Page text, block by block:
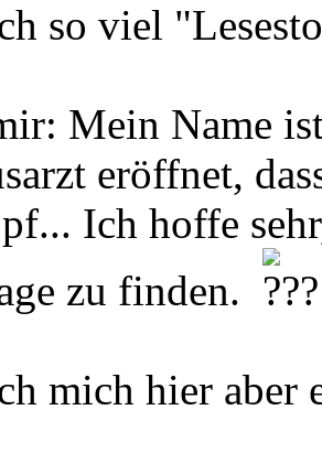
so viel
Mein Name
eröffnet,
Ich hoffe
zu finden.
mich hier